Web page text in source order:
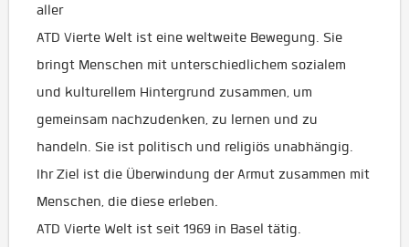
aller
ATD Vierte Welt ist eine weltweite Bewegung. Sie
bringt Menschen mit unterschiedlichem sozialem
und kulturellem Hintergrund zusammen, um
gemeinsam nachzudenken, zu lernen und zu
handeln. Sie ist politisch und religiös unabhängig.
Ihr Ziel ist die Überwindung der Armut zusammen mit
Menschen, die diese erleben.
ATD Vierte Welt ist seit 1969 in Basel tätig.